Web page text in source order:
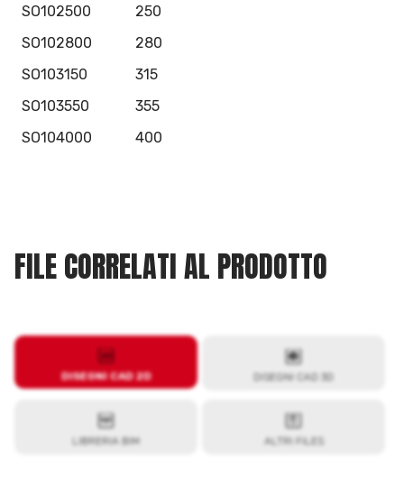
SO102500
250
SO102800
280
SO103150
315
SO103550
355
SO104000
400
FILE CORRELATI AL PRODOTTO